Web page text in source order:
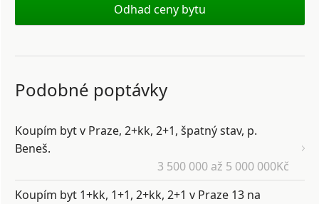
Odhad ceny bytu
Podobné poptávky
Koupím byt v Praze, 2+kk, 2+1, špatný stav, p.
Beneš.
3 500 000 až 5 000 000Kč
Koupím byt 1+kk, 1+1, 2+kk, 2+1 v Praze 13 na